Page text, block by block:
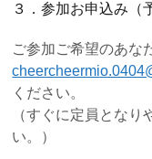
３．参加お申込み（
ご参加ご希望のあな
ください。
（すぐに定員とな
い。）